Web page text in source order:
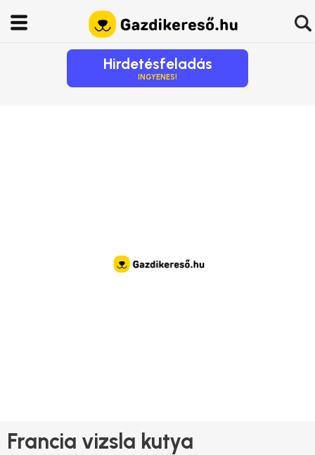
Hirdetésfeladás
INGYENES!
Francia vizsla kutya